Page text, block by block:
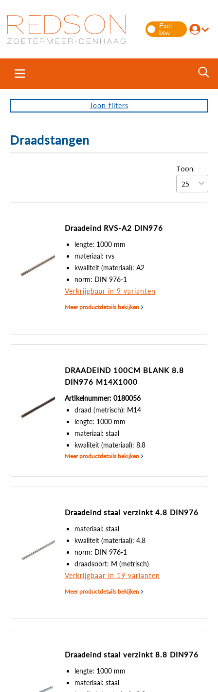
Toon filters
Draadstangen
Toon:
Draadeind RVS-A2 DIN976
lengte: 1000 mm
materiaal: rvs
kwaliteit (materiaal): A2
norm: DIN 976-1
Verkrijgbaar in 9 varianten
Meer productdetails bekijken
DRAADEIND 100CM BLANK 8.8
DIN976 M14X1000
Artikelnummer: 0180056
draad (metrisch): M14
lengte: 1000 mm
materiaal: staal
kwaliteit (materiaal): 8.8
Meer productdetails bekijken
Draadeind staal verzinkt 4.8 DIN976
materiaal: staal
kwaliteit (materiaal): 4.8
norm: DIN 976-1
draadsoort: M (metrisch)
Verkrijgbaar in 19 varianten
Meer productdetails bekijken
Draadeind staal verzinkt 8.8 DIN976
lengte: 1000 mm
materiaal: staal